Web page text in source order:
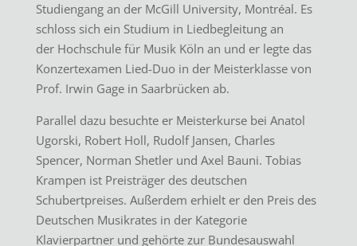
Studiengang an der McGill University, Montréal. Es
schloss sich ein Studium in Liedbegleitung an
der Hochschule für Musik Köln an und er legte das
Konzertexamen Lied-Duo in der Meisterklasse von
Prof. Irwin Gage in Saarbrücken ab.
Parallel dazu besuchte er Meisterkurse bei Anatol
Ugorski, Robert Holl, Rudolf Jansen, Charles
Spencer, Norman Shetler und Axel Bauni. Tobias
Krampen ist Preisträger des deutschen
Schubertpreises. Außerdem erhielt er den Preis des
Deutschen Musikrates in der Kategorie
Klavierpartner und gehörte zur Bundesauswahl